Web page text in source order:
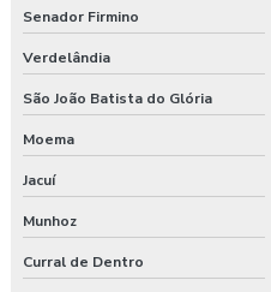
Senador Firmino
Verdelândia
São João Batista do Glória
Moema
Jacuí
Munhoz
Curral de Dentro